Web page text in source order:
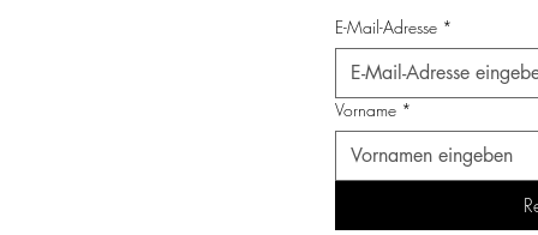
E-Mail-Adresse *
Vorname *